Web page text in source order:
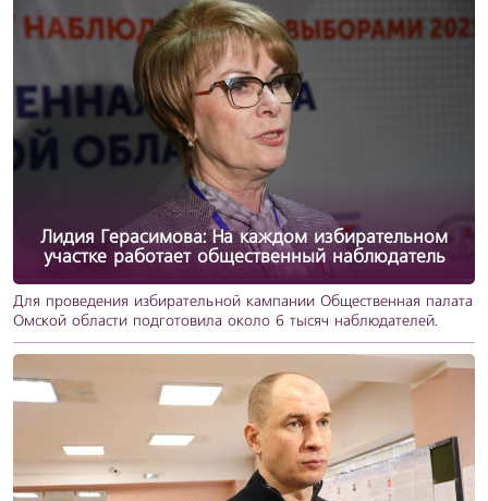
Лидия Герасимова: На каждом избирательном
участке работает общественный наблюдатель
Для проведения избирательной кампании Общественная палата
Омской области подготовила около 6 тысяч наблюдателей.